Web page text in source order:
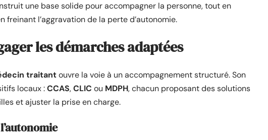
une base solide pour accompagner la personne, tout en
l’aggravation de la perte d’autonomie.
les démarches adaptées
traitantouvre la voie à un accompagnement structuré. Son
locaux :CCAS,CLIC ou MDPH, chacun proposant des solutions
et ajuster la prise en charge.